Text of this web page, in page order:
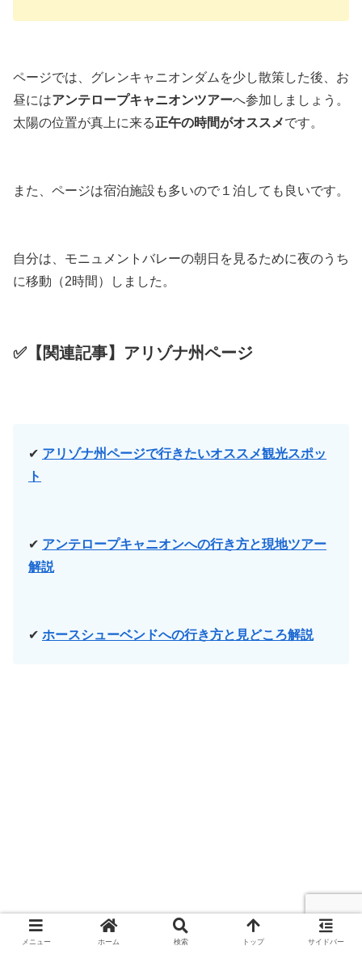
ページでは、グレンキャニオンダムを少し散策した後、お
昼にはアンテロープキャニオンツアーへ参加しましょう。
太陽の位置が真上に来る正午の時間がオススメです。
また、ページは宿泊施設も多いので１泊しても良いです。
自分は、モニュメントバレーの朝日を見るために夜のうち
に移動（2時間）しました。
✅【関連記事】アリゾナ州ページ
✔ アリゾナ州ページで行きたいオススメ観光スポッ
ト
✔ アンテロープキャニオンへの行き方と現地ツアー
解説
✔ ホースシューベンドへの行き方と見どころ解説
メニュー ホーム 検索 トップ サイドバー